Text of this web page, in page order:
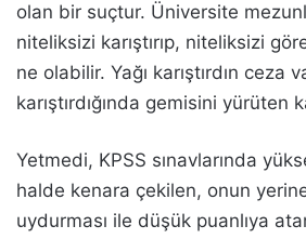
olan bir suçtur. Üniversite
niteliksizi karıştırıp, niteliksizi
ne olabilir. Yağı karıştırdın ceza
karıştırdığında gemisini yürüten
Yetmedi, KPSS sınavlarında
halde kenara çekilen, onun
uydurması ile düşük puanlıya